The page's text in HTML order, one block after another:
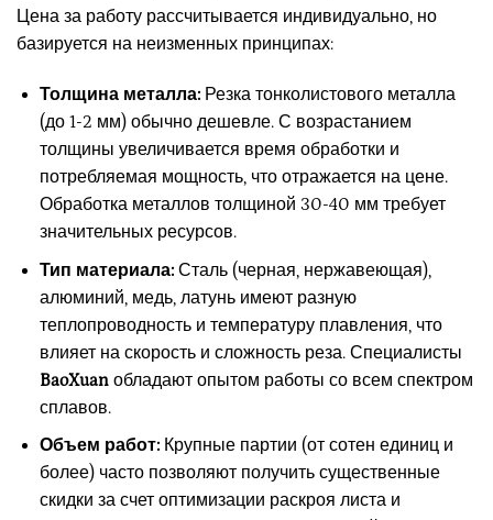
Цена за работу рассчитывается индивидуально, но
базируется на неизменных принципах:
Толщина металла:Резка тонколистового металла
(до 1-2 мм) обычно дешевле. С возрастанием
толщины увеличивается время обработки и
потребляемая мощность, что отражается на цене.
Обработка металлов толщиной 30-40 мм требует
значительных ресурсов.
Тип материала:Сталь (черная, нержавеющая),
алюминий, медь, латунь имеют разную
теплопроводность и температуру плавления, что
влияет на скорость и сложность реза. Специалисты
BaoXuanобладают опытом работы со всем спектром
сплавов.
Объем работ:Крупные партии (от сотен единиц и
более) часто позволяют получить существенные
скидки за счет оптимизации раскроя листа и